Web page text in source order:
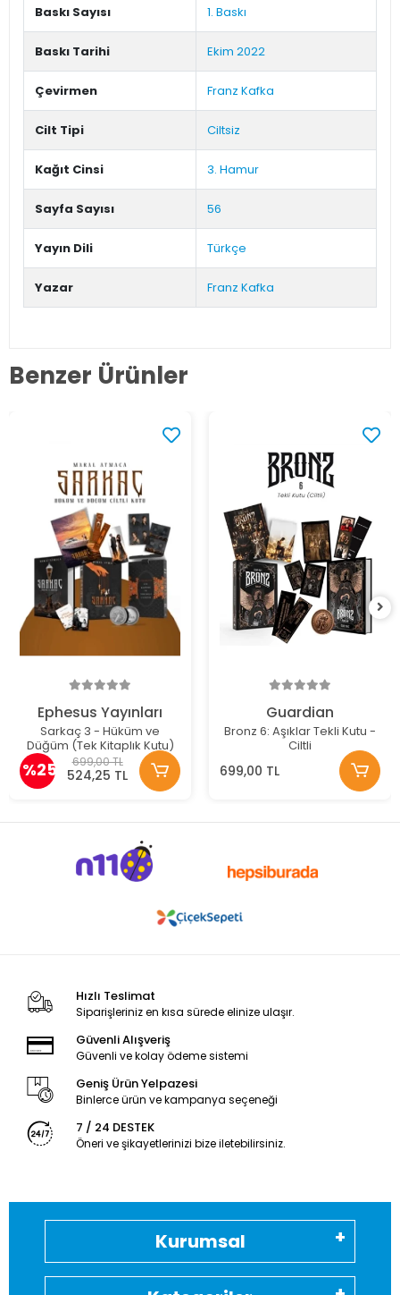
Baskı Sayısı 1. Baskı
Baskı Tarihi Ekim 2022
Çevirmen Franz Kafka
Cilt Tipi Ciltsiz
Kağıt Cinsi 3. Hamur
Sayfa Sayısı 56
Yayın Dili Türkçe
Yazar Franz Kafka
Benzer Ürünler
Ephesus Yayınları
Sarkaç 3 - Hüküm ve
Düğüm (Tek Kitaplık Kutu)
%25 699,00 TL
524,25 TL
Guardian
Bronz 6: Aşıklar Tekli Kutu -
Ciltli
699,00 TL
Hızlı Teslimat
Siparişleriniz en kısa sürede elinize ulaşır.
Güvenli Alışveriş
Güvenli ve kolay ödeme sistemi
Geniş Ürün Yelpazesi
Binlerce ürün ve kampanya seçeneği
7 / 24 DESTEK
Öneri ve şikayetlerinizi bize iletebilirsiniz.
Kurumsal